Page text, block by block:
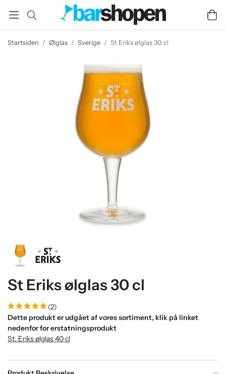
Startsiden / Ølglas / Sverige / St Eriks ølglas 30 cl
St Eriks ølglas 30 cl
(2)
Dette produkt er udgået af vores sortiment, klik på linket
nedenfor for erstatningsprodukt
St. Eriks ølglas 40 cl